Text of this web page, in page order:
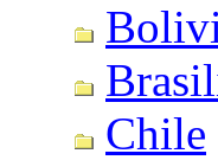
Chile